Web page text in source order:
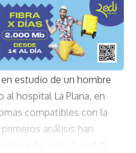
estudio de un hombre
al hospital La Plana, en
compatibles con la
análisis han